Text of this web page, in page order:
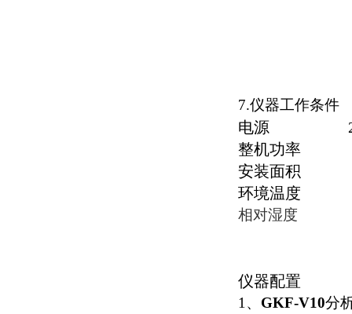
7.仪器工作条件
电源
整机功率
安装面积
环境温度
相对湿度
仪器配置
1、 GKF-V10